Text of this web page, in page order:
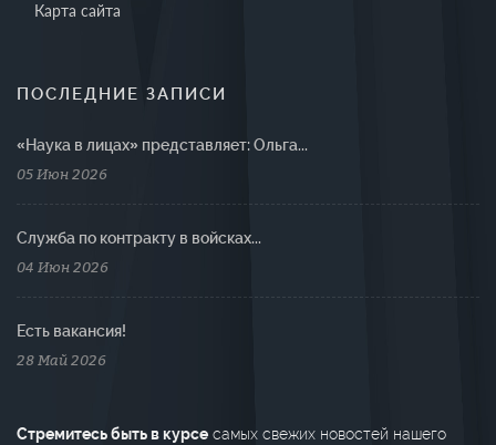
Карта сайта
ПОСЛЕДНИЕ ЗАПИСИ
«Наука в лицах» представляет: Ольга...
05 Июн 2026
Cлужба по контракту в войсках...
04 Июн 2026
Есть вакансия!
28 Май 2026
Стремитесь быть в курсе самых свежих новостей нашего